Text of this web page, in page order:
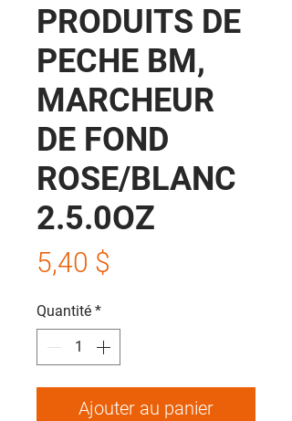
PRODUITS DE
PECHE BM,
MARCHEUR
DE FOND
ROSE/BLANC
2.5.0OZ
5,40 $
Quantité *
Ajouter au panier